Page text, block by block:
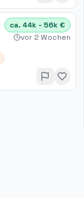
ca. 44k - 56k €
vor 2 Wochen